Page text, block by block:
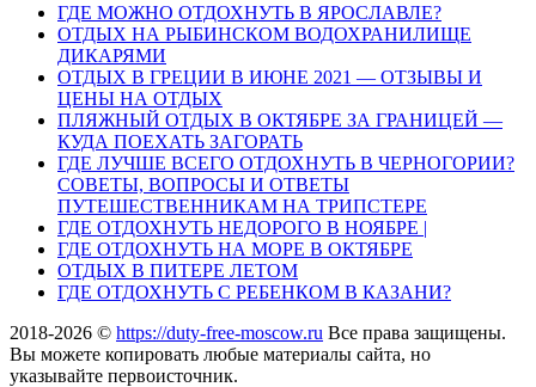
ГДЕ МОЖНО ОТДОХНУТЬ В ЯРОСЛАВЛЕ?
ОТДЫХ НА РЫБИНСКОМ ВОДОХРАНИЛИЩЕ
ДИКАРЯМИ
ОТДЫХ В ГРЕЦИИ В ИЮНЕ 2021 — ОТЗЫВЫ И
ЦЕНЫ НА ОТДЫХ
ПЛЯЖНЫЙ ОТДЫХ В ОКТЯБРЕ ЗА ГРАНИЦЕЙ —
КУДА ПОЕХАТЬ ЗАГОРАТЬ
ГДЕ ЛУЧШЕ ВСЕГО ОТДОХНУТЬ В ЧЕРНОГОРИИ?
СОВЕТЫ, ВОПРОСЫ И ОТВЕТЫ
ПУТЕШЕСТВЕННИКАМ НА ТРИПСТЕРЕ
ГДЕ ОТДОХНУТЬ НЕДОРОГО В НОЯБРЕ |
ГДЕ ОТДОХНУТЬ НА МОРЕ В ОКТЯБРЕ
ОТДЫХ В ПИТЕРЕ ЛЕТОМ
ГДЕ ОТДОХНУТЬ С РЕБЕНКОМ В КАЗАНИ?
2018-2026 © https://duty-free-moscow.ru Все права защищены.
Вы можете копировать любые материалы сайта, но
указывайте первоисточник.